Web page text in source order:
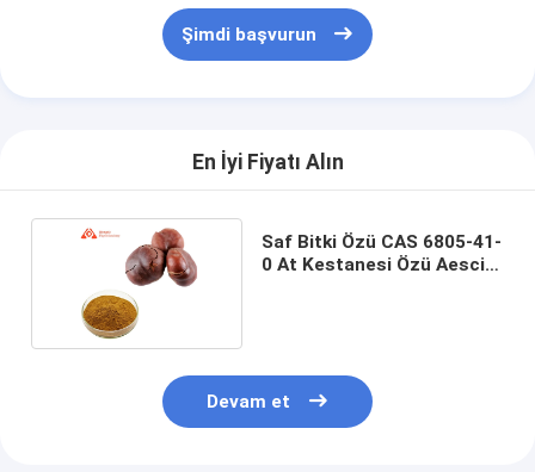
Şimdi başvurun
En İyi Fiyatı Alın
Saf Bitki Özü CAS 6805-41-
0 At Kestanesi Özü Aescin
Devam et